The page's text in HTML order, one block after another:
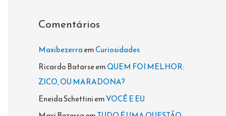
:Comentários
MaxibezerraemCuriosidades
Ricardo BatarseemQUEM FOI MELHOR:
ZICO, OU MARADONA?
Eneida SchettiniemVOCÊ E EU